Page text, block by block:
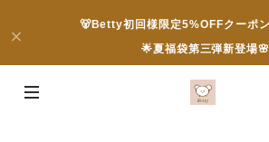
🐻Betty初回様限定5%OFFクーポ
🌟夏福袋第三弾新登場🌸